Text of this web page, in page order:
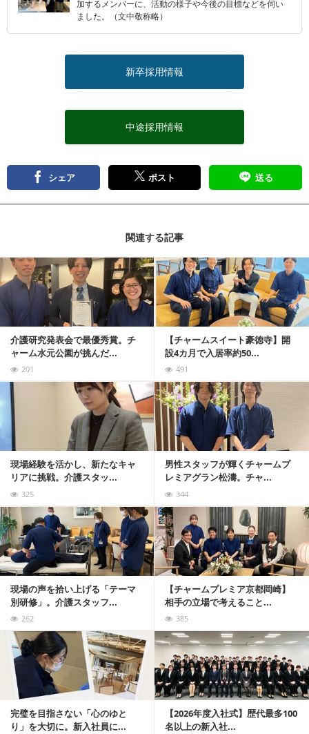
加するメンバーに、活動の様子や今後の目標などを伺い
ました。（文中敬称略）
新卒採用情報
中途採用情報
シェア ポスト 送る
関連する記事
介護研究発表会で最優秀賞。チ
ャーム水元公園が挑んだ...
201
【チャームスイート豪徳寺】開
設4カ月で入居率約50...
491
記事を読む
現場経験を活かし、新たなキャ
リアに挑戦。介護スタッ...
325
男性スタッフが輝くチャームプ
レミアグラン松濤。チャ...
344
記事を読む
現場の声を拾い上げる「テーマ
別研修」。介護スタッフ...
262
【チャームプレミア京都岡崎】
相手の立場で考えること...
385
記事を読む
完璧を目指さない「心のゆと
り」を大切に。新入社員に...
【2026年度入社式】歴代最多100
名以上の新入社...
記事を読む